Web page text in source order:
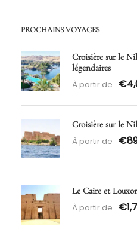
PROCHAINS VOYAGES
Croisière sur le
légendaires
À partir de
Croisière sur le Nil
À partir de
Le Caire et
À partir de